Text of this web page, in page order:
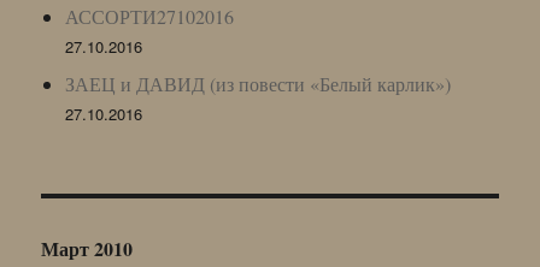
АССОРТИ27102016
27.10.2016
ЗАЕЦ и ДАВИД (из повести «Белый карлик»)
27.10.2016
Март 2010